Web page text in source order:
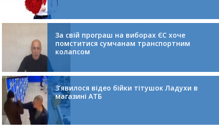
За свій програш на виборах ЄС хоче
помститися сумчанам транспортним
колапсом
З’явилося відео бійки тітушок Ладухи в
магазині АТБ